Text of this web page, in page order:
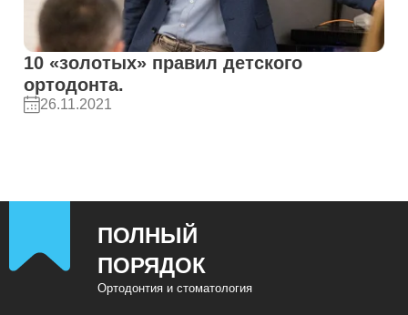
10 «золотых» правил детского
ортодонта.
26.11.2021
ПОЛНЫЙ
ПОРЯДОК
Ортодонтия и стоматология